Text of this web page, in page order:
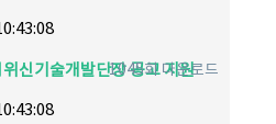
신기술개발단장 공고 지원
1045회 다운로드